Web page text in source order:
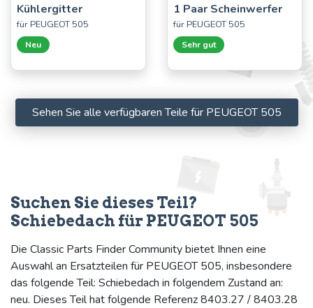
Kühlergitter
für PEUGEOT 505
Neu
1 Paar Scheinwerfer
für PEUGEOT 505
Sehr gut
Sehen Sie alle verfügbaren Teile für PEUGEOT 505
Suchen Sie dieses Teil?
Schiebedach für PEUGEOT 505
Die Classic Parts Finder Community bietet Ihnen eine
Auswahl an Ersatzteilen für PEUGEOT 505, insbesondere
das folgende Teil: Schiebedach in folgendem Zustand an:
neu. Dieses Teil hat folgende Referenz 8403.27 / 8403.28